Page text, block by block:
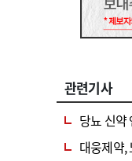
관련기사
당뇨 신
대웅제약